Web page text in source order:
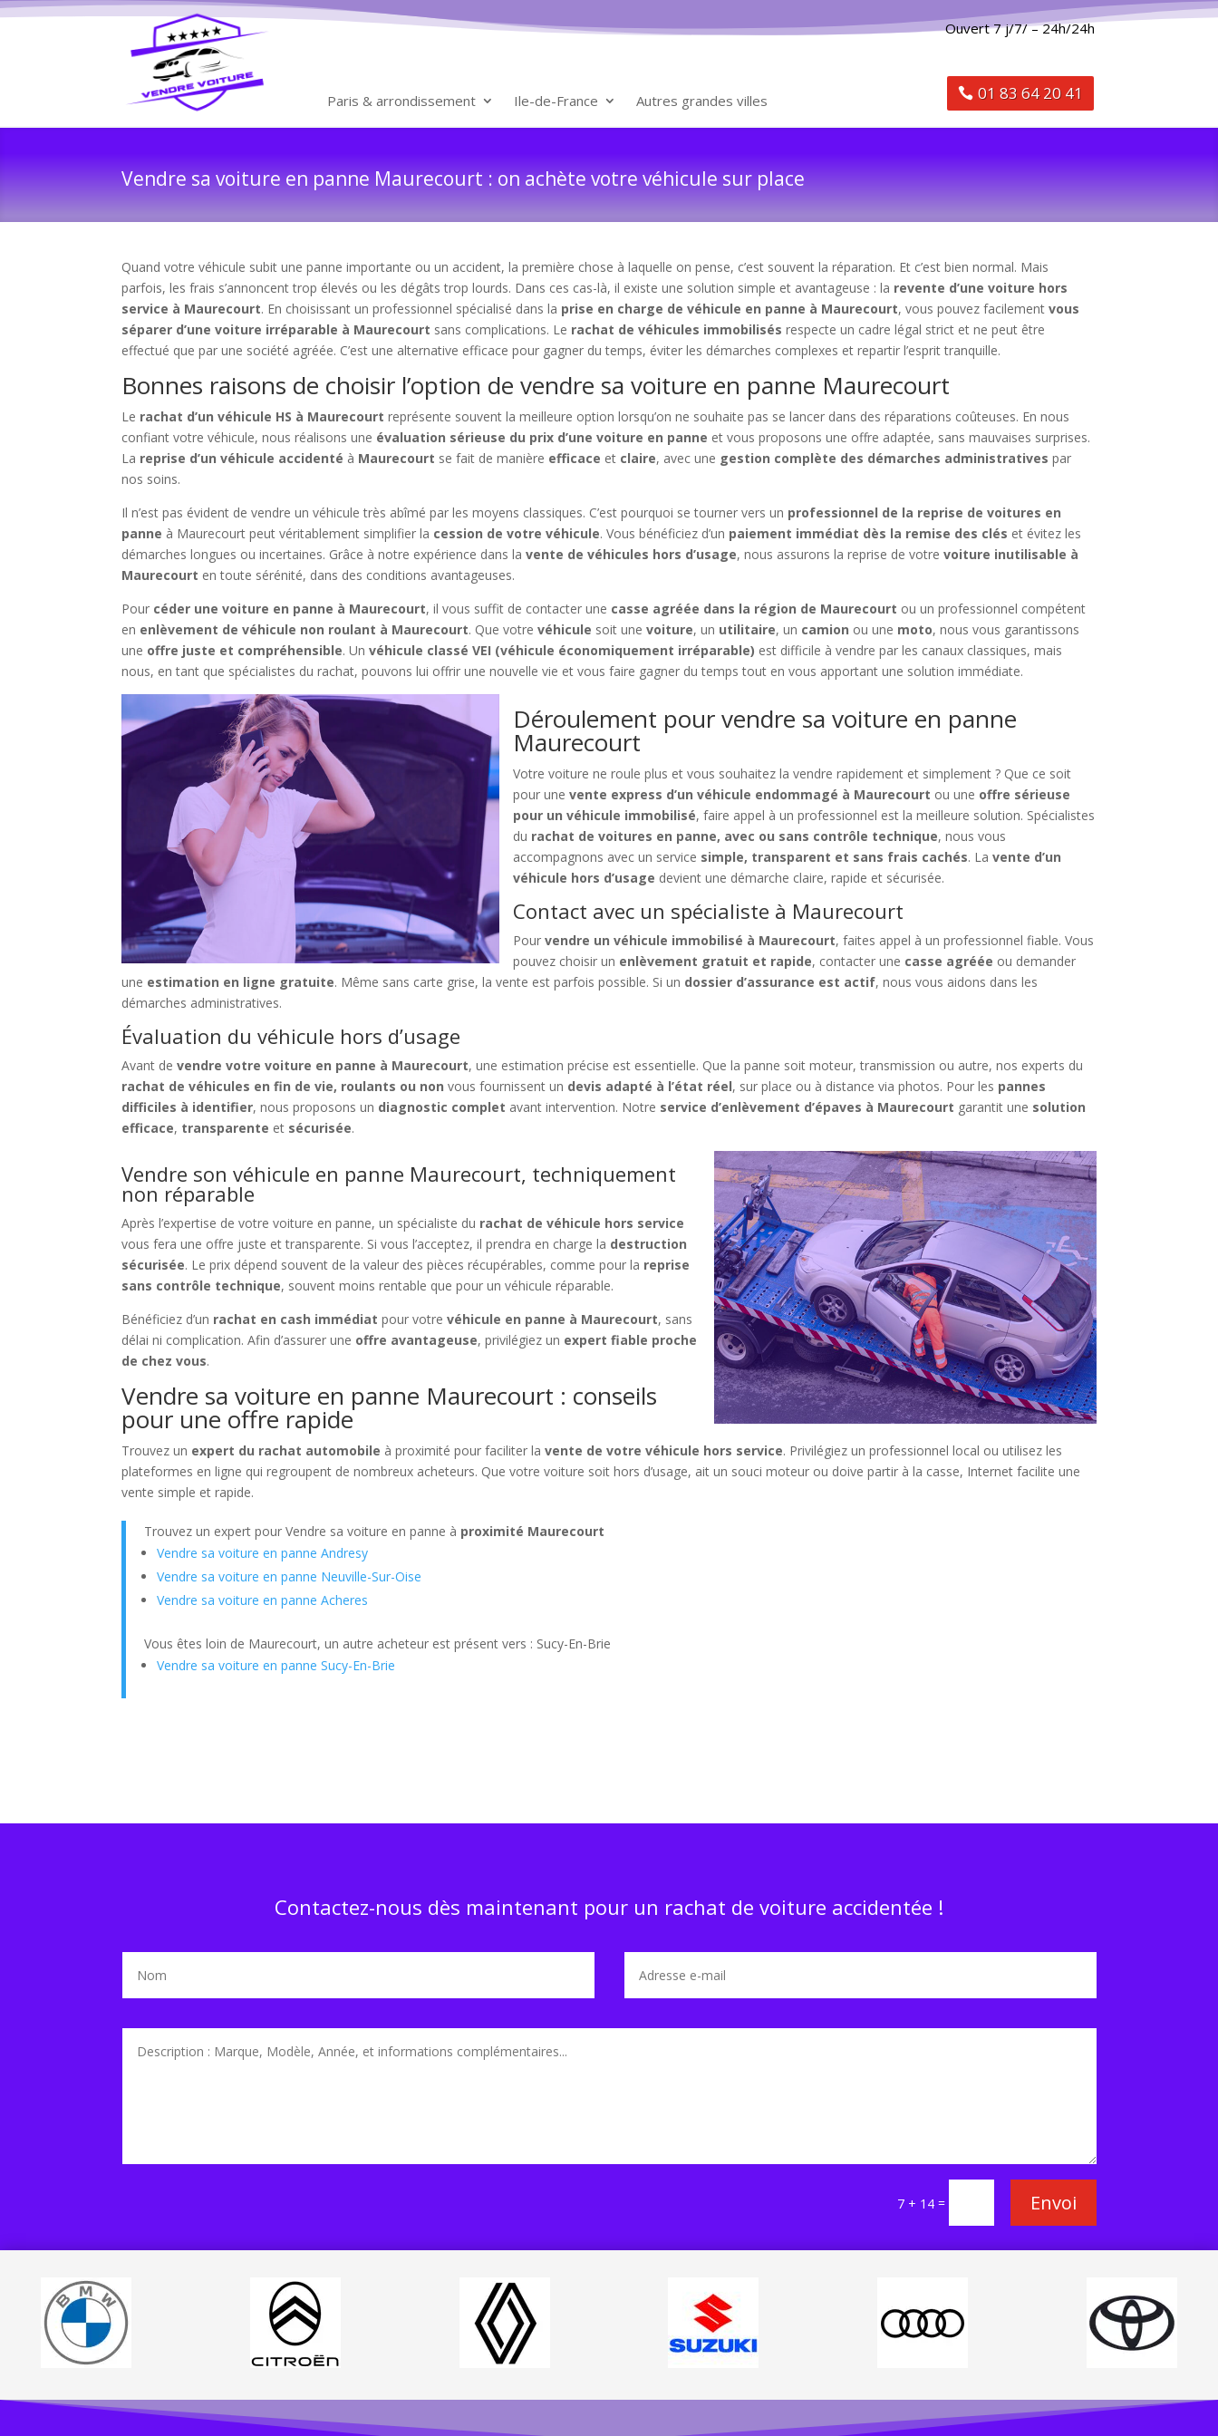
Paris & arrondissement Ile-de-France Autres grandes villes
Ouvert 7 j/7/ – 24h/24h
01 83 64 20 41
Vendre sa voiture en panne Maurecourt : on achète votre véhicule sur place
Quand votre véhicule subit une panne importante ou un accident, la première chose à laquelle on pense, c’est souvent la réparation. Et c’est bien normal. Mais
parfois, les frais s’annoncent trop élevés ou les dégâts trop lourds. Dans ces cas-là, il existe une solution simple et avantageuse : la revente d’une voiture hors
service à Maurecourt. En choisissant un professionnel spécialisé dans la prise en charge de véhicule en panne à Maurecourt, vous pouvez facilementvous
séparer d’une voiture irréparable à Maurecourt sans complications. Le rachat de véhicules immobilisés respecte un cadre légal strict et ne peut être
effectué que par une société agréée. C’est une alternative efficace pour gagner du temps, éviter les démarches complexes et repartir l’esprit tranquille.
Bonnes raisons de choisir l’option de vendre sa voiture en panne Maurecourt
Le rachat d’un véhicule HS à Maurecourt représente souvent la meilleure option lorsqu’on ne souhaite pas se lancer dans des réparations coûteuses. En nous
confiant votre véhicule, nous réalisons une évaluation sérieuse du prix d’une voiture en panne et vous proposons une offre adaptée, sans mauvaises surprises.
La reprise d’un véhicule accidenté à Maurecourt se fait de manière efficace et claire, avec une gestion complète des démarches administratives par
nos soins.
Il n’est pas évident de vendre un véhicule très abîmé par les moyens classiques. C’est pourquoi se tourner vers un professionnel de la reprise de voitures en
panne à Maurecourt peut véritablement simplifier la cession de votre véhicule. Vous bénéficiez d’un paiement immédiat dès la remise des clés et évitez les
démarches longues ou incertaines. Grâce à notre expérience dans lavente de véhicules hors d’usage, nous assurons la reprise de votrevoiture inutilisable à
Maurecourt en toute sérénité, dans des conditions avantageuses.
Pour céder une voiture en panne à Maurecourt, il vous suffit de contacter une casse agréée dans la région de Maurecourt ou un professionnel compétent
en enlèvement de véhicule non roulant à Maurecourt. Que votrevéhicule soit unevoiture, un utilitaire, un camion ou une moto, nous vous garantissons
une offre juste et compréhensible. Unvéhicule classé VEI (véhicule économiquement irréparable) est difficile à vendre par les canaux classiques, mais
nous, en tant que spécialistes du rachat, pouvons lui offrir une nouvelle vie et vous faire gagner du temps tout en vous apportant une solution immédiate.
Déroulement pour vendre sa voiture en panne
Maurecourt
Votre voiture ne roule plus et vous souhaitez la vendre rapidement et simplement ? Que ce soit
pour unevente express d’un véhicule endommagé à Maurecourt ou une offre sérieuse
pour un véhicule immobilisé, faire appel à un professionnel est la meilleure solution. Spécialistes
du rachat de voitures en panne, avec ou sans contrôle technique, nous vous
accompagnons avec un service simple, transparent et sans frais cachés. Lavente d’un
véhicule hors d’usage devient une démarche claire, rapide et sécurisée.
Contact avec un spécialiste à Maurecourt
Pourvendre un véhicule immobilisé à Maurecourt, faites appel à un professionnel fiable. Vous
pouvez choisir un enlèvement gratuit et rapide, contacter une casse agréée ou demander
une estimation en ligne gratuite. Même sans carte grise, la vente est parfois possible. Si un dossier d’assurance est actif, nous vous aidons dans les
démarches administratives.
Évaluation du véhicule hors d’usage
Avant devendre votre voiture en panne à Maurecourt, une estimation précise est essentielle. Que la panne soit moteur, transmission ou autre, nos experts du
rachat de véhicules en fin de vie, roulants ou non vous fournissent un devis adapté à l’état réel, sur place ou à distance via photos. Pour les pannes
difficiles à identifier, nous proposons un diagnostic complet avant intervention. Notre service d’enlèvement d’épaves à Maurecourt garantit une solution
efficace, transparente et sécurisée.
Vendre son véhicule en panne Maurecourt, techniquement
non réparable
Après l’expertise de votre voiture en panne, un spécialiste du rachat de véhicule hors service
vous fera une offre juste et transparente. Si vous l’acceptez, il prendra en charge la destruction
sécurisée. Le prix dépend souvent de la valeur des pièces récupérables, comme pour la reprise
sans contrôle technique, souvent moins rentable que pour un véhicule réparable.
Bénéficiez d’un rachat en cash immédiat pour votrevéhicule en panne à Maurecourt, sans
délai ni complication. Afin d’assurer une offre avantageuse, privilégiez un expert fiable proche
de chez vous.
Vendre sa voiture en panne Maurecourt : conseils
pour une offre rapide
Trouvez un expert du rachat automobile à proximité pour faciliter lavente de votre véhicule hors service. Privilégiez un professionnel local ou utilisez les
plateformes en ligne qui regroupent de nombreux acheteurs. Que votre voiture soit hors d’usage, ait un souci moteur ou doive partir à la casse, Internet facilite une
vente simple et rapide.
Trouvez un expert pour Vendre sa voiture en panne à proximité Maurecourt
Vendre sa voiture en panne Andresy
Vendre sa voiture en panne Neuville-Sur-Oise
Vendre sa voiture en panne Acheres
Vous êtes loin de Maurecourt, un autre acheteur est présent vers : Sucy-En-Brie
Vendre sa voiture en panne Sucy-En-Brie
Contactez-nous dès maintenant pour un rachat de voiture accidentée !
7 + 14= Envoi